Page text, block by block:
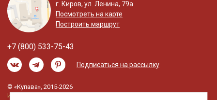
г. Киров, ул. Ленина, 79а
Посмотреть на карте
Построить маршрут
+7 (800) 533-75-43
Подписаться на рассылку
© «Купава», 2015-2026
Информация на сайте не является публичной